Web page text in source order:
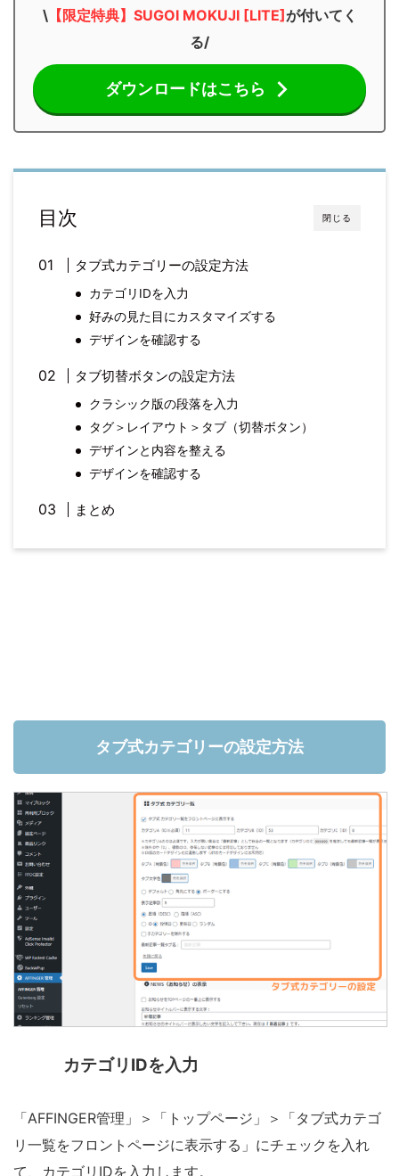
\【限定特典】SUGOI MOKUJI [LITE] が付いてく
る/
ダウンロードはこちら
閉じる
目次
タブ式カテゴリーの設定方法
カテゴリIDを入力
好みの見た目にカスタマイズする
デザインを確認する
タブ切替ボタンの設定方法
クラシック版の段落を入力
タグ＞レイアウト＞タブ（切替ボタン）
デザインと内容を整える
デザインを確認する
まとめ
タブ式カテゴリーの設定方法
カテゴリIDを入力
「AFFINGER管理」＞「トップページ」＞「タブ式カテゴ
リ一覧をフロントページに表示する」にチェックを入れ
て、カテゴリIDを入力します。